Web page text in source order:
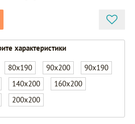
характеристики
80x190 90x200
90x190
140x200
160x200
200x200